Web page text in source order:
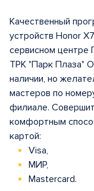
Качественный
устройств Honor
сервисном центре
ТРК "Парк Плаза"
наличии, но
мастеров по
филиале.
комфортным
картой:
Visa,
МИР,
Mastercard.